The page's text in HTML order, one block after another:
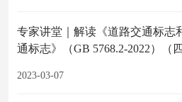
专家讲堂｜解读《道路交通标志
通标志》（GB 5768.2-2022）
2023-03-07